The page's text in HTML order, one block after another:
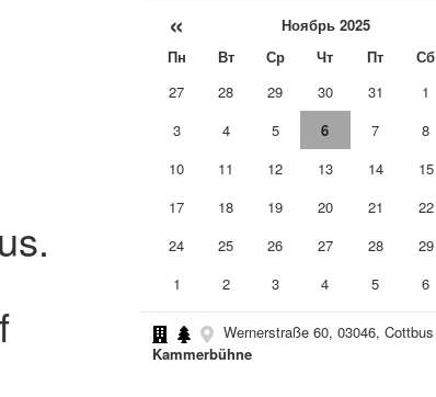
« Ноябрь 2025
Пн Вт Ср Чт Пт Сб
27
28 29 30 31 1
3
4 5 6 7 8
10
11 12 13 14 15
17
18 19 20 21 22
24
25 26 27 28 29
1
2 3 4 5 6
Wernerstraße 60, 03046, Cottbus
Kammerbühne